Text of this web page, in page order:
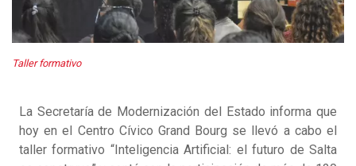
Taller formativo
La Secretaría de Modernización del Estado informa que
hoy en el Centro Cívico Grand Bourg se llevó a cabo el
taller formativo “Inteligencia Artificial: el futuro de Salta